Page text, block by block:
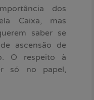
dos
Caixa, mas
saber se
ascensão de
O respeito à
só no papel,